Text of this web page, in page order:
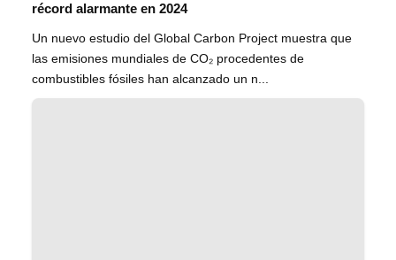
récord alarmante en 2024
Un nuevo estudio del Global Carbon Project muestra que
las emisiones mundiales de CO₂ procedentes de
combustibles fósiles han alcanzado un n...